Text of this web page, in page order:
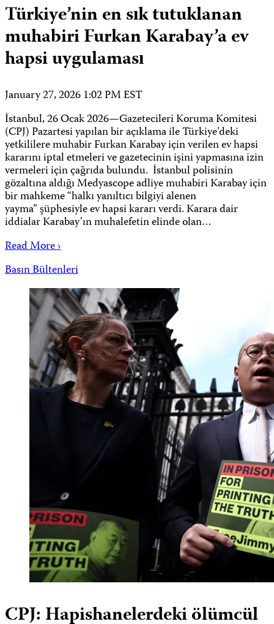
Türkiye’nin en sık tutuklanan
muhabiri Furkan Karabay’a ev
hapsi uygulaması
January 27, 2026 1:02 PM EST
İstanbul, 26 Ocak 2026—Gazetecileri Koruma Komitesi
(CPJ) Pazartesi yapılan bir açıklama ile Türkiye’deki
yetkililere muhabir Furkan Karabay için verilen ev hapsi
kararını iptal etmeleri ve gazetecinin işini yapmasına izin
vermeleri için çağrıda bulundu. İstanbul polisinin
gözaltına aldığı Medyascope adliye muhabiri Karabay için
bir mahkeme “halkı yanıltıcı bilgiyi alenen
yayma” şüphesiyle ev hapsi kararı verdi. Karara dair
iddialar Karabay’ın muhalefetin elinde olan…
Read More ›
Basın Bültenleri
CPJ: Hapishanelerdeki ölümcül